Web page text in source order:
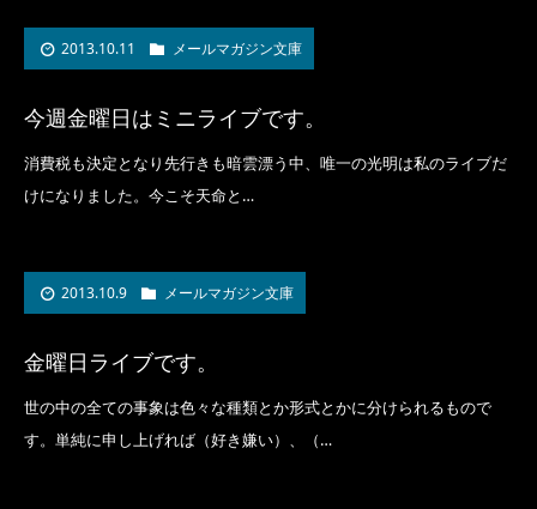
2013.10.11 メールマガジン文庫
今週金曜日はミニライブです。
消費税も決定となり先行きも暗雲漂う中、唯一の光明は私のライブだ
けになりました。今こそ天命と…
2013.10.9 メールマガジン文庫
金曜日ライブです。
世の中の全ての事象は色々な種類とか形式とかに分けられるもので
す。単純に申し上げれば（好き嫌い）、（…